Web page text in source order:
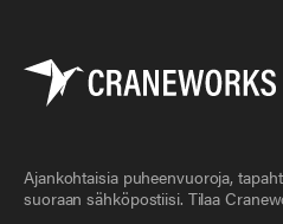
Ajankohtaisia puheenvuoroja,
suoraan sähköpostiisi. Tilaa